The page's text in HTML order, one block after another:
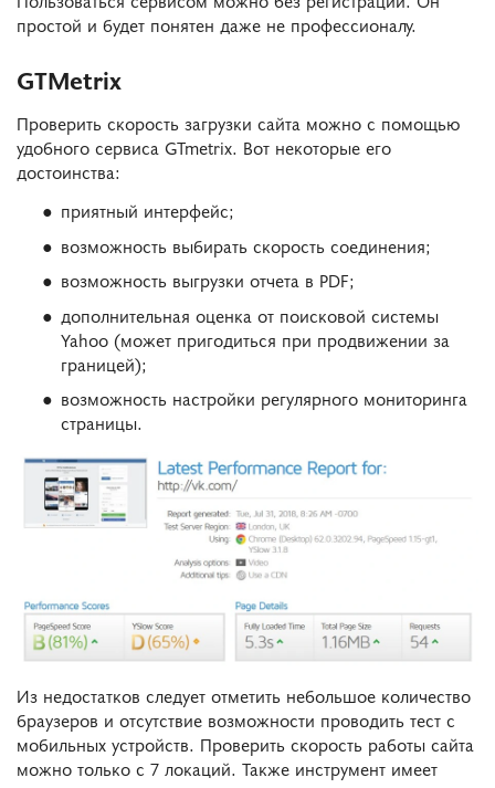
простой и будет понятен даже не профессионалу.
GTMetrix
Проверить скорость загрузки сайта можно с помощью
удобного сервиса GTmetrix. Вот некоторые его
достоинства:
приятный интерфейс;
возможность выбирать скорость соединения;
возможность выгрузки отчета в PDF;
дополнительная оценка от поисковой системы
Yahoo (может пригодиться при продвижении за
границей);
возможность настройки регулярного мониторинга
страницы.
Из недостатков следует отметить небольшое количество
браузеров и отсутствие возможности проводить тест с
мобильных устройств. Проверить скорость работы сайта
можно только с 7 локаций. Также инструмент имеет